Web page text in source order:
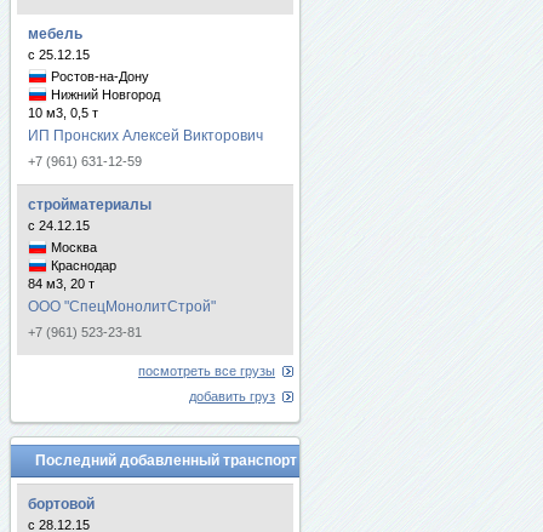
мебель
с 25.12.15
Ростов-на-Дону
Нижний Новгород
10 м3, 0,5 т
ИП Пронских Алексей Викторович
+7 (961) 631-12-59
стройматериалы
с 24.12.15
Москва
Краснодар
84 м3, 20 т
ООО "СпецМонолитСтрой"
+7 (961) 523-23-81
посмотреть все грузы
добавить груз
Последний добавленный транспорт
бортовой
с 28.12.15